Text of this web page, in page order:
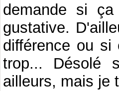
demande si
gustative.
différence ou
trop... Désolé
ailleurs, mais je